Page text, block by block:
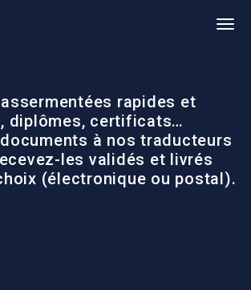
rapides et
diplômes, certificats…
à nos traducteurs
les validés et livrés
(électronique ou postal).